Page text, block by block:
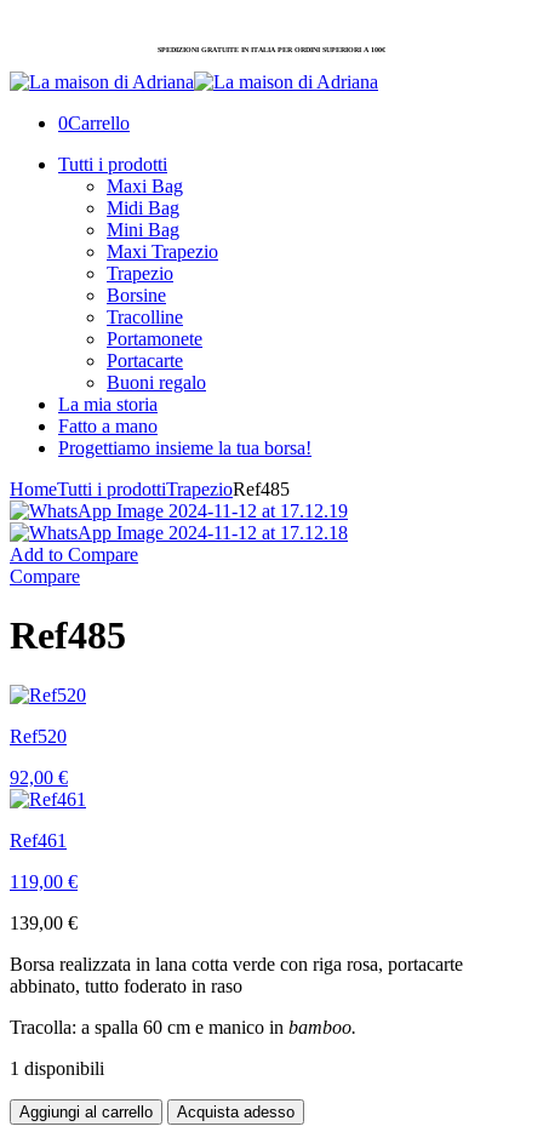
SPEDIZIONI GRATUITE IN ITALIA PER ORDINI SUPERIORI A 100€
0Carrello
Tutti i prodotti
Maxi Bag
Midi Bag
Mini Bag
Maxi Trapezio
Trapezio
Borsine
Tracolline
Portamonete
Portacarte
Buoni regalo
La mia storia
Fatto a mano
Progettiamo insieme la tua borsa!
HomeTutti i prodottiTrapezioRef485
Add to Compare
Compare
Ref485
Ref520
92,00 €
Ref461
119,00 €
139,00 €
Borsa realizzata in lana cotta verde con riga rosa, portacarte
abbinato, tutto foderato in raso
Tracolla: a spalla 60 cm e manico in bamboo.
1 disponibili
Aggiungi al carrello Acquista adesso